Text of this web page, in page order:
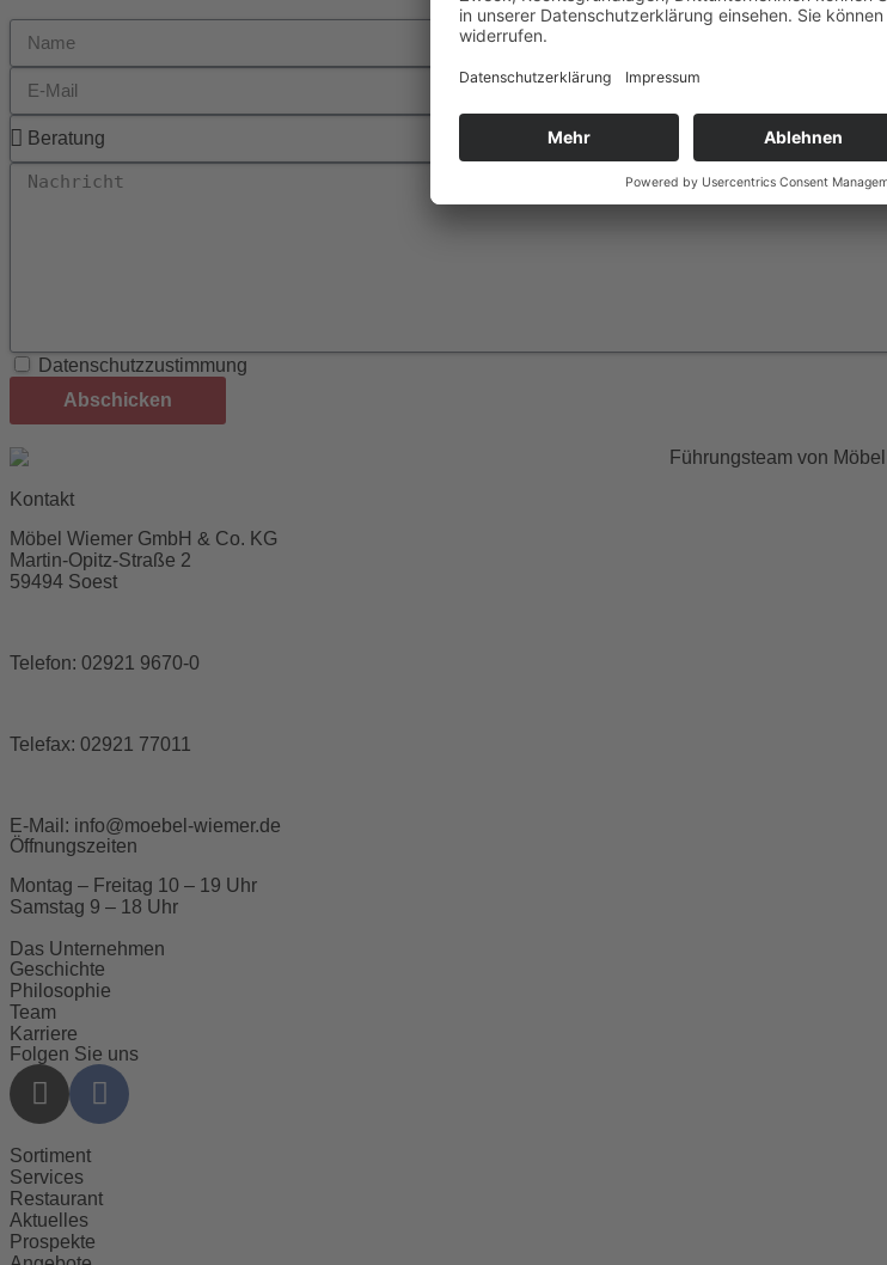
Datenschutzzustimmung
Abschicken
Kontakt
Möbel Wiemer GmbH & Co. KG
Martin-Opitz-Straße 2
59494 Soest
Telefon: 02921 9670-0
Telefax: 02921 77011
E-Mail: info@moebel-wiemer.de
Öffnungszeiten
Montag – Freitag 10 – 19 Uhr
Samstag 9 – 18 Uhr
Das Unternehmen
Geschichte
Philosophie
Team
Karriere
Folgen Sie uns
Sortiment
Services
Restaurant
Aktuelles
Prospekte